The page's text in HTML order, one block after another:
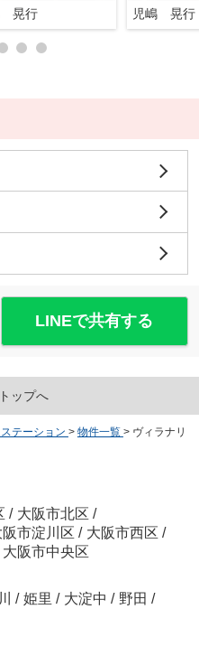
晃行 児嶋 晃行
LINEで共有する
ップへ
テーション > 物件一覧 > ヴィラナリ
/ 大阪市北区 /
阪市淀川区 / 大阪市西区 /
大阪市中央区
/ 姫里 / 大淀中 / 野田 /